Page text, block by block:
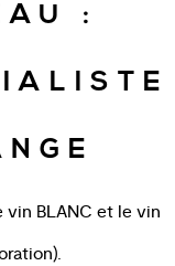
:
vin BLANC et le vin